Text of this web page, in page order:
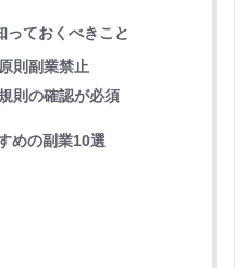
っておくべきこと
則副業禁止
則の確認が必須
めの副業10選